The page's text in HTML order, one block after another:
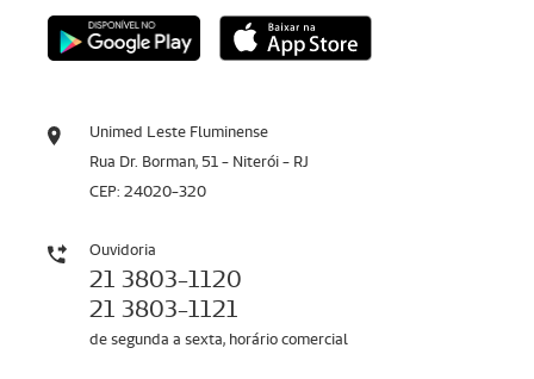
Unimed Leste Fluminense
Rua Dr. Borman, 51 - Niterói - RJ
CEP: 24020-320
Ouvidoria
21 3803-1120
21 3803-1121
de segunda a sexta, horário comercial